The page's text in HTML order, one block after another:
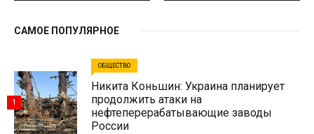
САМОЕ ПОПУЛЯРНОЕ
ОБЩЕСТВО
Никита Коньшин: Украина планирует
продолжить атаки на
нефтеперерабатывающие заводы
России
1